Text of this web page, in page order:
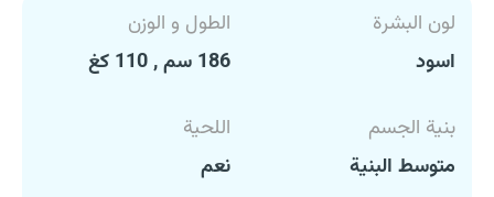
لون البشرة
اسود
الطول و الوزن
186 سم , 110 كغ
بنية الجسم
متوسط البنية
اللحية
نعم